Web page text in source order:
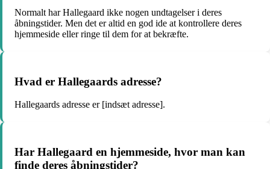
Normalt har Hallegaard ikke nogen undtagelser i deres
åbningstider. Men det er altid en god ide at kontrollere deres
hjemmeside eller ringe til dem for at bekræfte.
Hvad er Hallegaards adresse?
Hallegaards adresse er [indsæt adresse].
Har Hallegaard en hjemmeside, hvor man kan
finde deres åbningstider?